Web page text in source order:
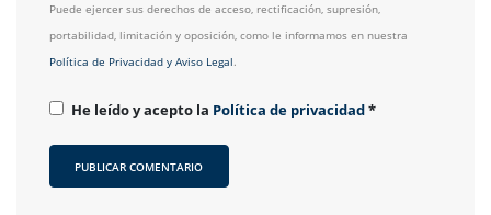
Puede ejercer sus derechos de acceso, rectificación, supresión,
portabilidad, limitación y oposición, como le informamos en nuestra
Política de Privacidad y Aviso Legal.
He leído y acepto la Política de privacidad*